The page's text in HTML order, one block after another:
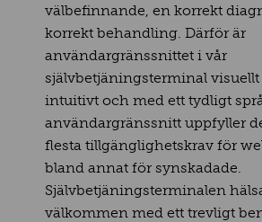
välbefinnande, en korrekt
korrekt behandling. Därför är
användargränssnittet i vår
självbetjäningsterminal visuellt
intuitivt och med ett tydligt
användargränssnitt uppfyller
flesta tillgänglighetskrav för
bland annat för synskadade.
Självbetjäningsterminalen
välkommen med ett trevligt